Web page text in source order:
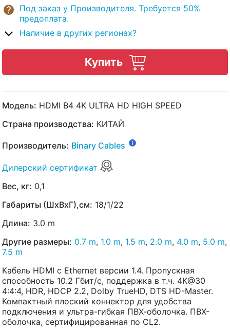
Под заказ у Производителя. Требуется 50%
предоплата.
Наличие в других регионах?
Купить
Модель: HDMI B4 4K ULTRA HD HIGH SPEED
Страна производства: КИТАЙ
Производитель: Binary Cables
Дилерский сертификат
Вес, кг: 0,1
Габариты (ШхВхГ),см: 18/1/22
Длина: 3.0 m
Другие размеры: 0.7 m, 1.0 m, 1.5 m, 2.0 m, 4.0 m, 5.0 m,
7.5 m
Кабель HDMI с Ethernet версии 1.4. Пропускная
способность 10.2 Гбит/с, поддержка в т.ч. 4K@30
4:4:4, HDR, HDCP 2.2, Dolby TrueHD, DTS HD-Master.
Компактный плоский коннектор для удобства
подключения и ультра-гибкая ПВХ-оболочка. ПВХ-
оболочка, сертифицированная по CL2.